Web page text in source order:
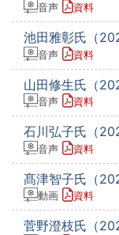
音声 資料
池田雅彰氏（
音声 資料
山田修生氏（
音声 資料
石川弘子氏（
音声 資料
髙津智子氏（
動画 資料
菅野澄枝氏（